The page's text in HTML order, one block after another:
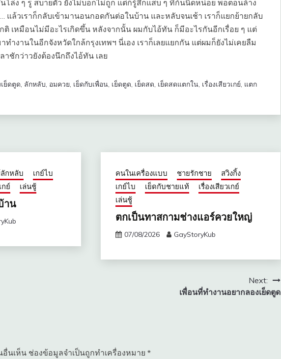
โล่ง ๆ รู สบายตัว ยังไม่บอกไม่ถูก แต่ก็รู้สึกแสบ ๆ ที่ก้นนิดหน่อย พอตอนล้าง
แล้วเราก็กลับเข้ามานอนกอดกันต่อในบ้าน และหลับจนเช้า เราก็แยกย้ายกลับ
เหมือนไม่มีอะไรเกิดขึ้น หลังจากนั้น ผมกับไอ้ทัน ก็มีอะไรกันอีกเรื่อย ๆ แต่
ทำงานในอีกจังหวัดใกล้กรุงเทพฯ นี่เอง เราก็เลยแยกกัน แต่ผมก็ยังไม่เคยลืม
าชักว่าวยังต้องนึกถึงไอ้ทัน เลย
ย็ดตูด, ลักหลับ, อมควย, เย็ดกับเพื่อน, เย็ดตูด, เย็ดสด, เย็ดสดแตกใน, เรื่องเสียวเกย์, แตก
ลักหลับ
เกย์ไบ
กย์ เล่นชู้
าน
คนในเครื่องแบบ ชายรักชาย
สวิงกิ้ง
เกย์ไบ
เย็ดกับชายแท้
เรื่องเสียวเกย์
เล่นชู้
ตกเป็นทาสกามช่างแอร์ควยใหญ่
07/08/2026 GayStoryKub
Next:
เพื่อนที่ทำงานอยากลองเย็ดตูด
อื่นเห็น ช่องข้อมูลจำเป็นถูกทำเครื่องหมาย *